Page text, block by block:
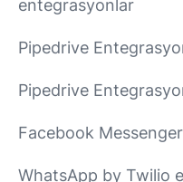
entegrasyonlar
Pipedrive
Pipedrive
Facebook
WhatsApp by Twilio